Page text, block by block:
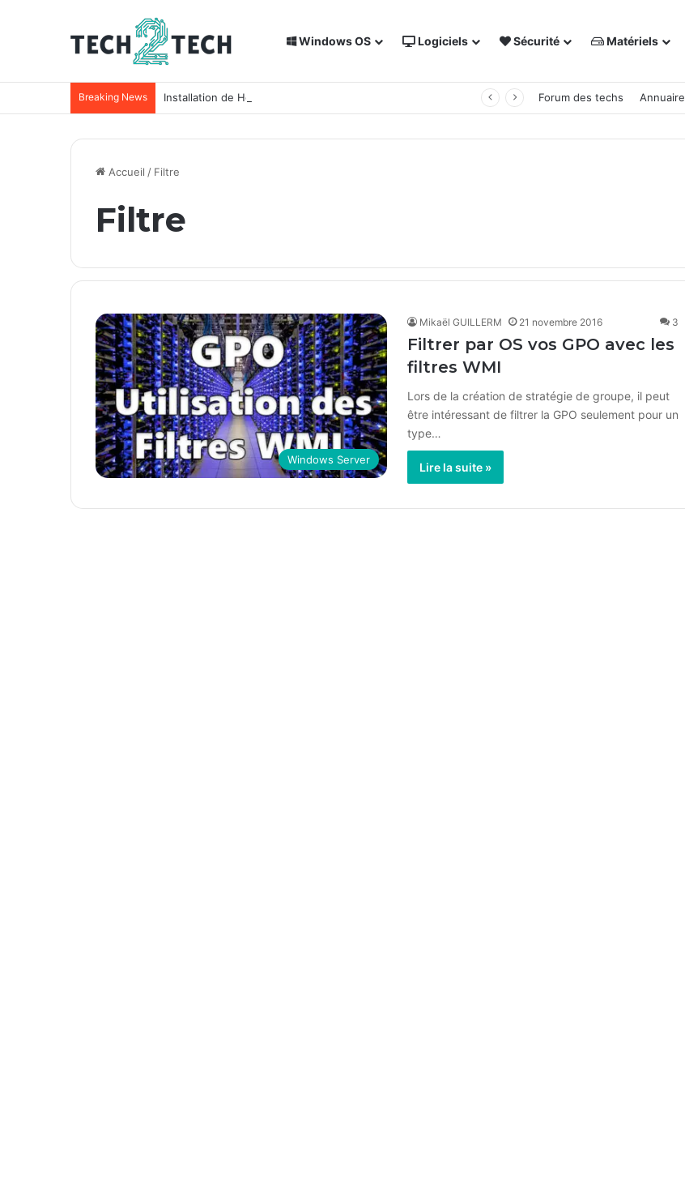
Windows OS Logiciels Sécurité Matériels
Breaking News Installation de Home Assistant sur un NAS Synology Forum des techs Annuaire
Accueil / Filtre
Filtre
Windows Server
Mikaël GUILLERM 21 novembre 2016 3
Filtrer par OS vos GPO avec les
filtres WMI
Lors de la création de stratégie de groupe, il peut
être intéressant de filtrer la GPO seulement pour un
type…
Lire la suite »